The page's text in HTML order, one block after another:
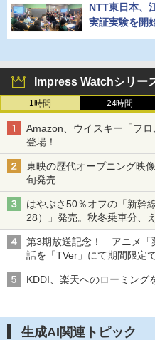
NTT東日本、
実証実験を開
Impress Watchシリー
1時間 24時間
Amazon、ウイスキー「フ
登場！
東映の歴代オープニング映
旬発売
はやぶさ50％オフの「新幹
28）」発売。秋冬乗車分、
第3期放送記念！ アニメ「
話を「TVer」にて期間限定
KDDI、楽天へのローミング
生成AI関連トピック